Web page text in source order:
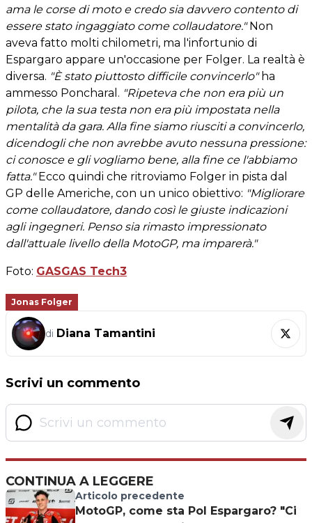
ama le corse di moto e credo sia davvero contento di
essere stato ingaggiato come collaudatore."Non
aveva fatto molti chilometri, ma l'infortunio di
Espargaro appare un'occasione per Folger. La realtà è
diversa. "È stato piuttosto difficile convincerlo"ha
ammesso Poncharal. "Ripeteva che non era più un
pilota, che la sua testa non era più impostata nella
mentalità da gara. Alla fine siamo riusciti a convincerlo,
dicendogli che non avrebbe avuto nessuna pressione:
ci conosce e gli vogliamo bene, alla fine ce l'abbiamo
fatta."Ecco quindi che ritroviamo Folger in pista dal
GP delle Americhe, con un unico obiettivo: "Migliorare
come collaudatore, dando così le giuste indicazioni
agli ingegneri. Penso sia rimasto impressionato
dall'attuale livello della MotoGP, ma imparerà."
Foto: GASGAS Tech3
Jonas Folger
di Diana Tamantini
Scrivi un commento
CONTINUA A LEGGERE
Articolo precedente
MotoGP, come sta Pol Espargaro? "Ci